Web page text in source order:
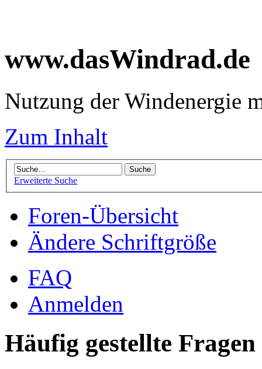
www.dasWindrad.de
Nutzung der Windenergie
Zum Inhalt
Erweiterte Suche
Foren-Übersicht
Ändere Schriftgröße
FAQ
Anmelden
Häufig gestellte Fragen